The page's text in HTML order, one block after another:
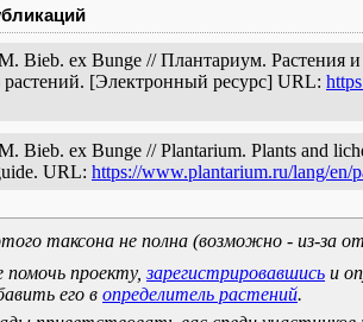
Bieb. ex Bunge // Плантариум.
растений. [Электронный ресурс] URL:
Bieb. ex Bunge // Plantarium. Plants and
URL: https://www.plantarium.ru/lang/en/
таксона не полна (возможно - из-за
проекту, зарегистрировавшись и
его в определитель растений.